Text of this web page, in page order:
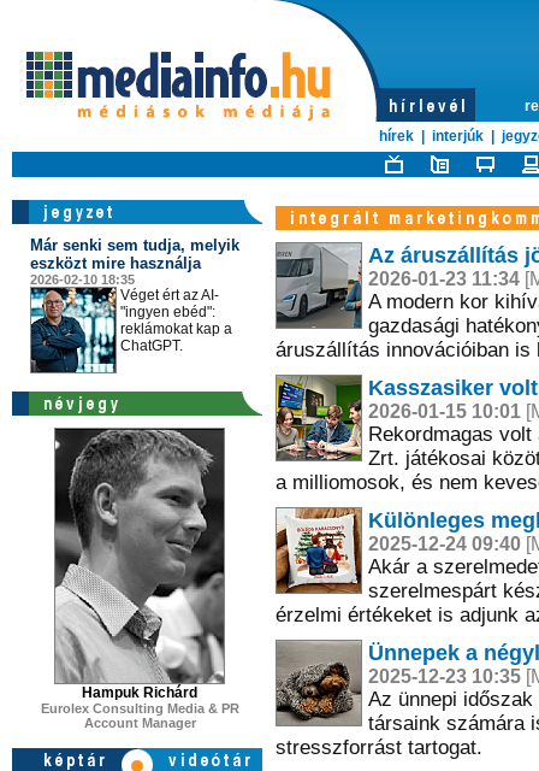
hírek
interjúk
Már senki sem tudja, melyik
eszközt mire használja
2026-02-10 18:35
Véget ért az AI-
"ingyen ebéd":
reklámokat kap a
ChatGPT.
Hampuk Richárd
Eurolex Consulting Media & PR
Account Manager
Az áruszállítás
2026-01-23 11:34
A modern kor
gazdasági
áruszállítás innovációiban is
Kasszasiker
2026-01-15 10:01
Rekordmagas
Zrt. játékosai
a milliomosok, és nem
Különleges
2025-12-24 09:40
Akár a
szerelmespárt
érzelmi értékeket is adjunk
Ünnepek a
2025-12-23 10:35
Az ünnepi
társaink számára
stresszforrást tartogat.